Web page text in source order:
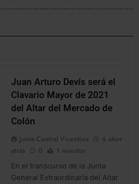
Juan Arturo Devís será el
Clavario Mayor de 2021
del Altar del Mercado de
Colón
Junta Central Vicentina
6 años
atrás
0 1 minutos
En el transcurso de la Junta
General Extraordinaria del Altar